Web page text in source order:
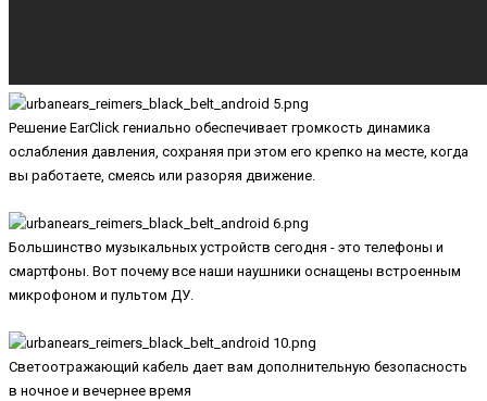
Решение EarClick гениально обеспечивает громкость динамика
ослабления давления, сохраняя при этом его крепко на месте, когда
вы работаете, смеясь или разоряя движение.
Большинство музыкальных устройств сегодня - это телефоны и
смартфоны. Вот почему все наши наушники оснащены встроенным
микрофоном и пультом ДУ.
Светоотражающий кабель дает вам дополнительную безопасность
в ночное и вечернее время